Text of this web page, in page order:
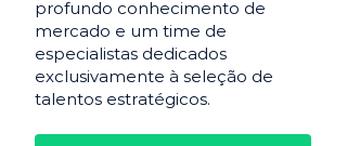
profundo conhecimento de
mercado e um time de
especialistas dedicados
exclusivamente à seleção de
talentos estratégicos.